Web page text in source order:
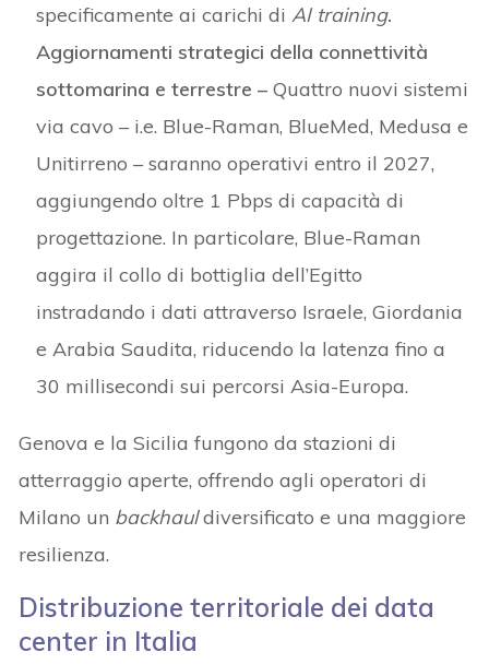
specificamente ai carichi diAI training.
Aggiornamenti strategici della connettività
sottomarina e terrestre –Quattro nuovi sistemi
via cavo – i.e. Blue-Raman, BlueMed, Medusa e
Unitirreno – saranno operativi entro il 2027,
aggiungendo oltre 1 Pbps di capacità di
progettazione. In particolare, Blue-Raman
aggira il collo di bottiglia dell’Egitto
instradando i dati attraverso Israele, Giordania
e Arabia Saudita, riducendo la latenza fino a
30 millisecondi sui percorsi Asia-Europa.
Genova e la Sicilia fungono da stazioni di
atterraggio aperte, offrendo agli operatori di
Milano un backhauldiversificato e una maggiore
resilienza.
Distribuzione territoriale dei data
center in Italia